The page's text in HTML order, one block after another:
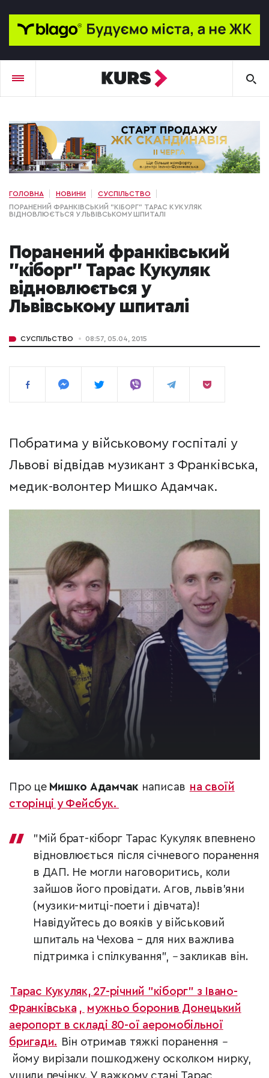
ГОЛОВНА НОВИНИ
СУСПІЛЬСТВО
ПОРАНЕНИЙ ФРАНКІВСЬКИЙ "КІБОРГ" ТАРАС КУКУЛЯК
ВІДНОВЛЮЄТЬСЯ У ЛЬВІВСЬКОМУ ШПИТАЛІ
Поранений франківський
"кіборг" Тарас Кукуляк
відновлюється у
Львівському шпиталі
СУСПІЛЬСТВО 08:57, 05.04, 2015
Побратима у військовому госпіталі у
Львові відвідав музикант з Франківська,
медик-волонтер Мишко Адамчак.
Про це Мишко Адамчак написав на своїй
сторінці у Фейсбук.
"Мій брат-кіборг Тарас Кукуляк впевнено
відновлюється після січневого поранення
в ДАП. Не могли наговоритись, коли
зайшов його провідати. Агов, львів'яни
(музики-митці-поети і дівчата)!
Навідуйтесь до вояків у військовий
шпиталь на Чехова – для них важлива
підтримка і спілкування", –закликав він.
Тарас Кукуляк, 27-річний "кіборг" з Івано-
Франківська , мужньо боронив Донецький
аеропорт в складі 80-ої аеромобільної
бригади. Він отримав тяжкі поранення –
йому вирізали пошкоджену осколком нирку,